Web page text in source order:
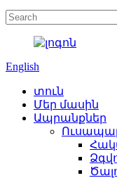
English
տուն
Մեր մասին
Ապրանքներ